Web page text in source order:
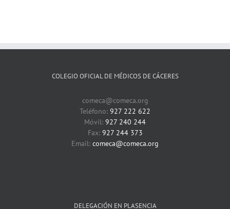
COLEGIO OFICIAL DE MÉDICOS DE CÁCERES
comeca@comeca.org
Teléfono: 927 222 622
Móvil: 927 240 244
Fax: 927 244 373
Email: comeca@comeca.org
DELEGACIÓN EN PLASENCIA